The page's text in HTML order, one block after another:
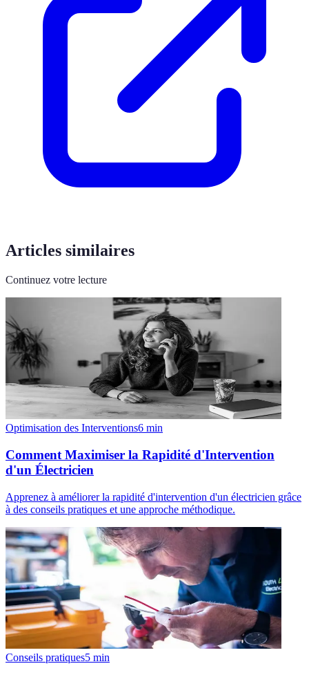
Articles similaires
Continuez votre lecture
Optimisation des Interventions6 min
Comment Maximiser la Rapidité d'Intervention
d'un Électricien
Apprenez à améliorer la rapidité d'intervention d'un électricien grâce
à des conseils pratiques et une approche méthodique.
Conseils pratiques5 min